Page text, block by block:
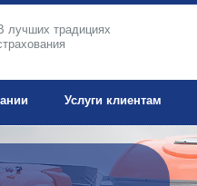
лучших традициях
Услуги клиентам